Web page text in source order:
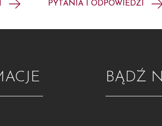
PYTANIA I ODPOWIEDZI
BĄDŹ